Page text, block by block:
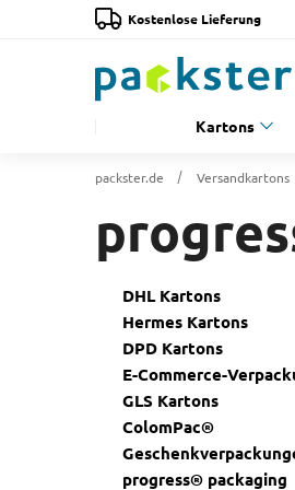
Kostenlose Lieferung
Kartons
packster.de Versandkartons
DHL Kartons
Hermes Kartons
DPD Kartons
E-Commerce-
GLS Kartons
ColomPac®
progress® packaging